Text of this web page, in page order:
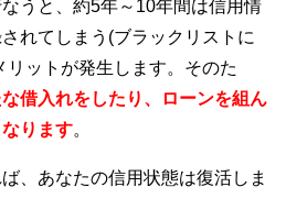
うと、約5年～10年間は信用情
れてしまう(ブラックリストに
ットが発生します。そのた
借入れをしたり、ローンを組ん
ります。
、あなたの信用状態は復活しま